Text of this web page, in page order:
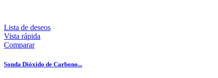
Lista de deseos
Vista rápida
Comparar
Sonda Dióxido de Carbono...